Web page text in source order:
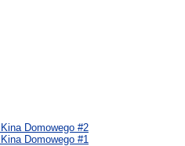
Domowego #2
Domowego #1